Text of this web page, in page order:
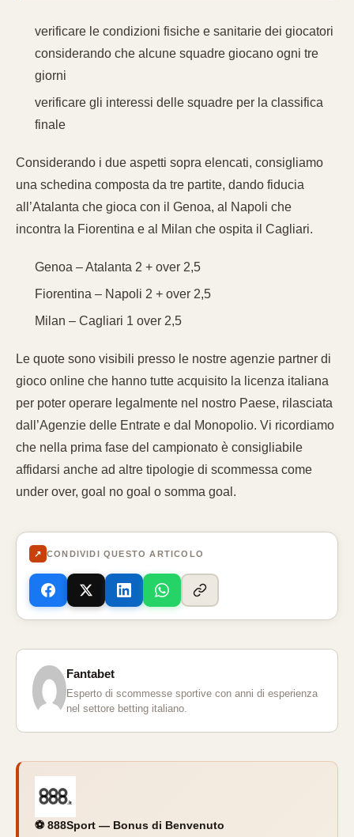
verificare le condizioni fisiche e sanitarie dei giocatori
considerando che alcune squadre giocano ogni tre
giorni
verificare gli interessi delle squadre per la classifica
finale
Considerando i due aspetti sopra elencati, consigliamo
una schedina composta da tre partite, dando fiducia
all’Atalanta che gioca con il Genoa, al Napoli che
incontra la Fiorentina e al Milan che ospita il Cagliari.
Genoa – Atalanta 2 + over 2,5
Fiorentina – Napoli 2 + over 2,5
Milan – Cagliari 1 over 2,5
Le quote sono visibili presso le nostre agenzie partner di
gioco online che hanno tutte acquisito la licenza italiana
per poter operare legalmente nel nostro Paese, rilasciata
dall’Agenzie delle Entrate e dal Monopolio. Vi ricordiamo
che nella prima fase del campionato è consigliabile
affidarsi anche ad altre tipologie di scommessa come
under over, goal no goal o somma goal.
↗ CONDIVIDI QUESTO ARTICOLO
Fantabet
Esperto di scommesse sportive con anni di esperienza
nel settore betting italiano.
⚽ 888Sport — Bonus di Benvenuto